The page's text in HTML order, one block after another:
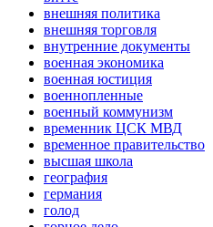
внешняя политика
внешняя торговля
внутренние документы
военная экономика
военная юстиция
военнопленные
военный коммунизм
временник ЦСК МВД
временное правительство
высшая школа
география
германия
голод